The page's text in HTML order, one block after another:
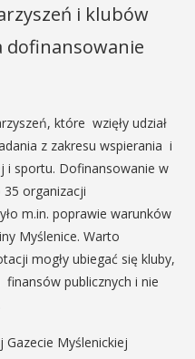
i klubów
które wzięły udział
z zakresu wspierania i
i sportu. Dofinansowanie w
35 organizacji
m.in. poprawie warunków
Myślenice. Warto
mogły ubiegać się kluby,
publicznych i nie
Myślenickiej